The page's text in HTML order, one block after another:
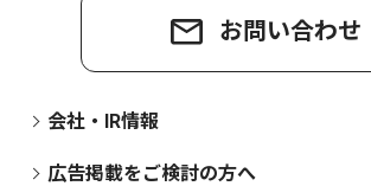
お問い合わせ
会社・IR情報
広告掲載をご検討の方へ